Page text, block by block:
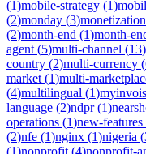
(1)mobile-strategy (1)
(2)monday (3)monetization
(2)month-end (1)month-
agent (5)multi-channel (13)
country (2)multi-currency (
market (1)multi-
(4)multilingual (1)myinvois
language (2)ndpr(1)
operations (1)new-features
(2)nfe (1)nginx (1)nigeria (
(1)nonprofit (4)nonprofit-